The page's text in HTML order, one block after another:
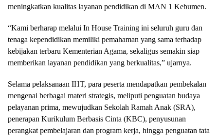
meningkatkan kualitas layanan pendidikan di MAN 1 Kebumen.
“Kami berharap melalui In House Training ini seluruh guru dan
tenaga kependidikan memiliki pemahaman yang sama terhadap
kebijakan terbaru Kementerian Agama, sekaligus semakin siap
memberikan layanan pendidikan yang berkualitas,” ujarnya.
Selama pelaksanaan IHT, para peserta mendapatkan pembekalan
mengenai berbagai materi strategis, meliputi penguatan budaya
pelayanan prima, mewujudkan Sekolah Ramah Anak (SRA),
penerapan Kurikulum Berbasis Cinta (KBC), penyusunan
perangkat pembelajaran dan program kerja, hingga penguatan tata